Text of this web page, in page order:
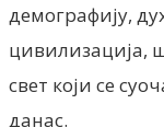
демографију,
цивилизација,
свет који се
данас.